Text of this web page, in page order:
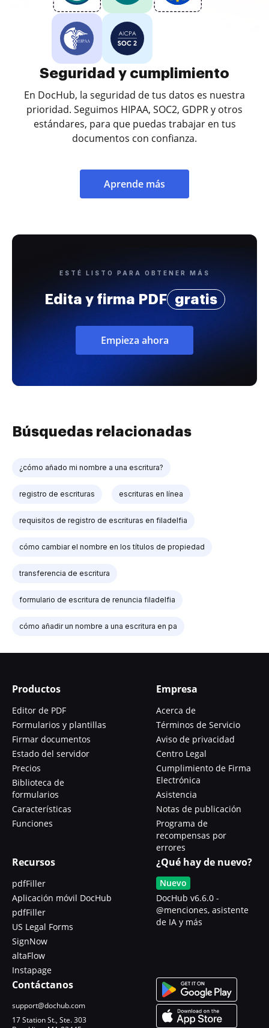
Seguridad y cumplimiento
En DocHub, la seguridad de tus datos es nuestra
prioridad. Seguimos HIPAA, SOC2, GDPR y otros
estándares, para que puedas trabajar en tus
documentos con confianza.
Aprende más
ESTÉ LISTO PARA OBTENER MÁS
Edita y firma PDF gratis
Empieza ahora
Búsquedas relacionadas
¿cómo añado mi nombre a una escritura?
registro de escrituras escrituras en línea
requisitos de registro de escrituras en filadelfia
cómo cambiar el nombre en los títulos de propiedad
transferencia de escritura
formulario de escritura de renuncia filadelfia
cómo añadir un nombre a una escritura en pa
Productos
Editor de PDF
Formularios y plantillas
Firmar documentos
Estado del servidor
Precios
Biblioteca de
formularios
Características
Funciones
Empresa
Acerca de
Términos de Servicio
Aviso de privacidad
Centro Legal
Cumplimiento de Firma
Electrónica
Asistencia
Notas de publicación
Programa de
recompensas por
errores
Recursos
pdfFiller
Aplicación móvil DocHub
pdfFiller
US Legal Forms
SignNow
altaFlow
Instapage
¿Qué hay de nuevo?
Nuevo
DocHub v6.6.0 -
@menciones, asistente
de IA y más
Contáctanos
support@dochub.com
17 Station St., Ste. 303